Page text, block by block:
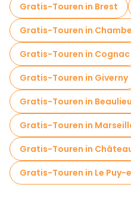
Gratis-Touren in Brest
Gratis-Touren in
Gratis-Touren in Cognac
Gratis-Touren in Giverny
Gratis-Touren in
Gratis-Touren in
Gratis-Touren in
Gratis-Touren in Le Puy-